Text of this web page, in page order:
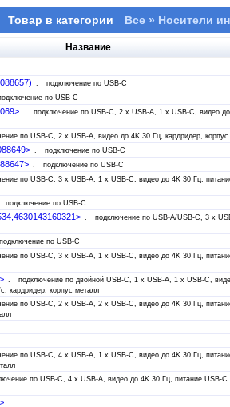
Товар в категории Все » Носители
Название
подключение по USB-C
по USB-C
подключение по USB-C, 2 x USB-A, 1 x USB-C, видео
по USB-C, 2 x USB-A, видео до 4K 30 Гц, кардридер, корпус
подключение по USB-C
подключение по USB-C
по USB-C, 3 x USB-A, 1 x USB-C, видео до 4K 30 Гц,
подключение по USB-C
подключение по USB-A/USB-C, 3 x
подключение по USB-C
по USB-C, 3 x USB-A, 1 x USB-C, видео до 4K 30 Гц,
подключение по двойной USB-C, 1 x USB-A, 1 x USB-C,
кардридер, корпус металл
по USB-C, 2 x USB-A, 2 x USB-C, видео до 4K 30 Гц,
по USB-C, 4 x USB-A, 1 x USB-C, видео до 4K 30 Гц,
по USB-C, 4 x USB-A, видео до 4K 30 Гц, питание USB-C